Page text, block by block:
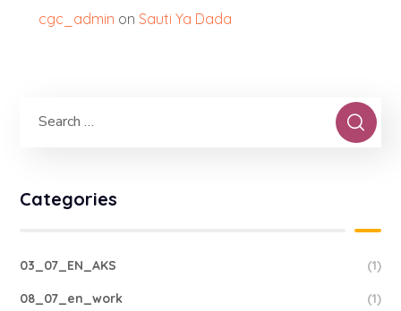
cgc_admin onSauti Ya Dada
Categories
03_07_EN_AKS (1)
08_07_en_work (1)